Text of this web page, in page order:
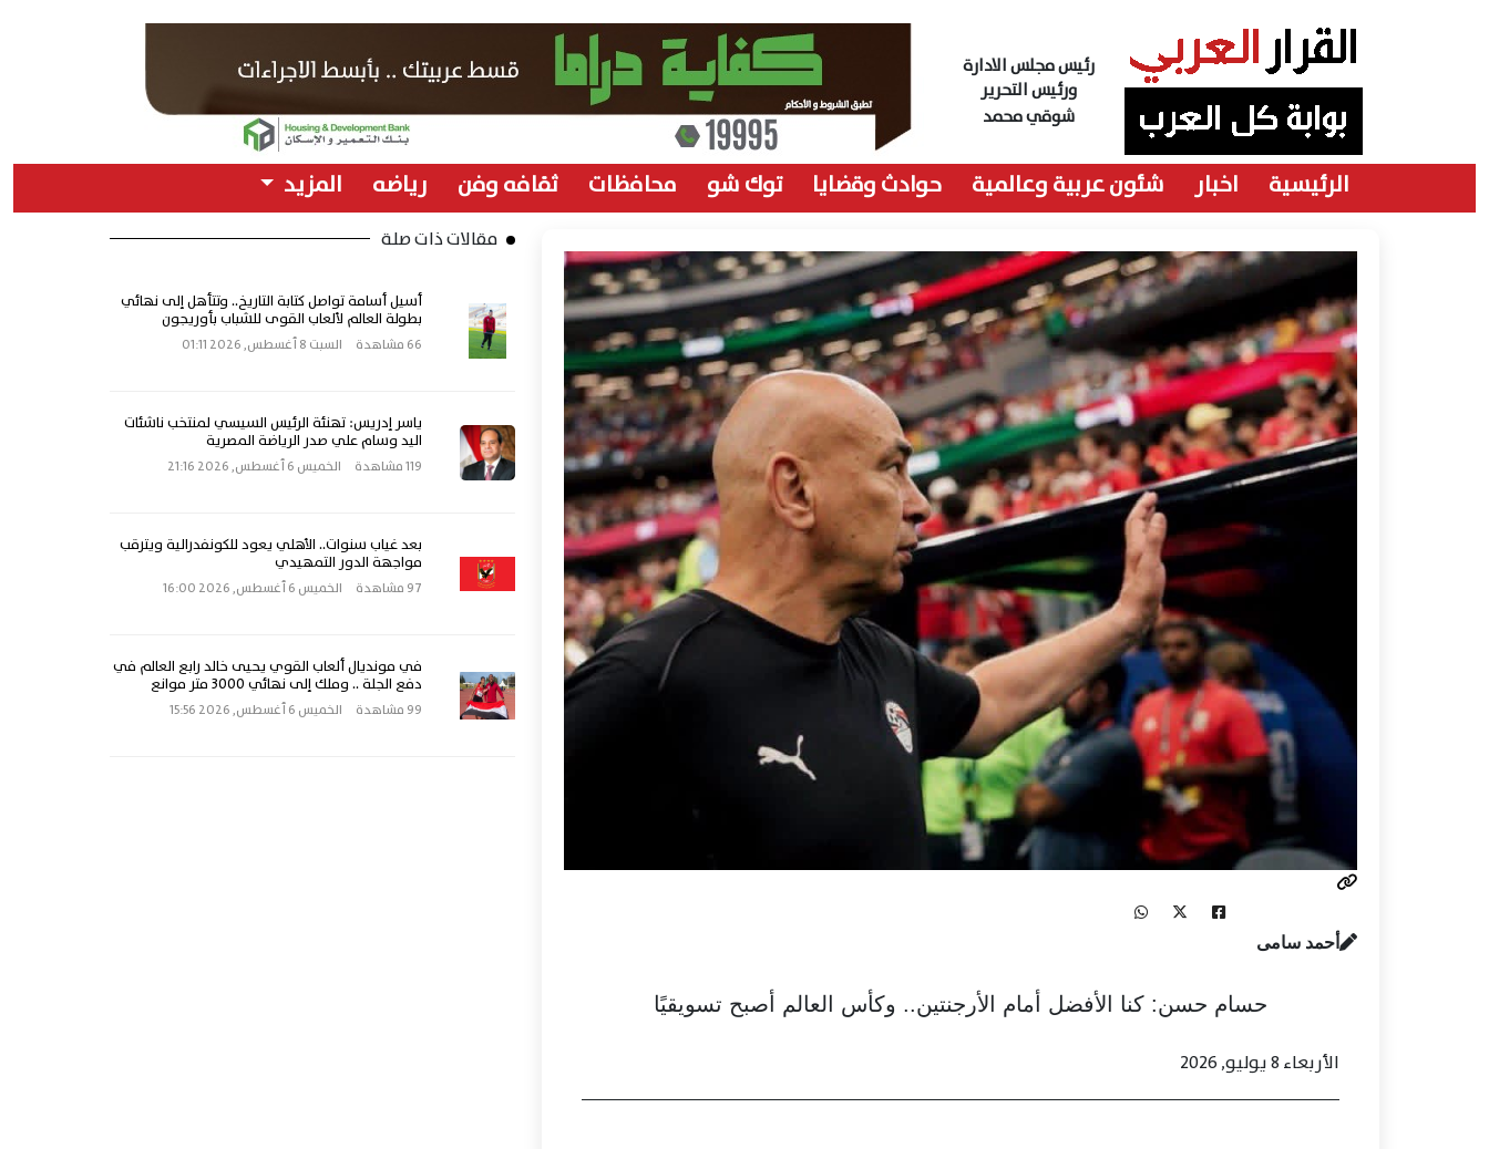
رئيس مجلس الادارة
ورئيس التحرير
شوقي محمد
الرئيسية اخبار شئون عربية وعالمية حوادث وقضايا توك شو محافظات ثقافه وفن رياضه المزيد
أحمد سامى
حسام حسن: كنا الأفضل أمام الأرجنتين.. وكأس العالم أصبح تسويقيًا
الأربعاء 8 يوليو, 2026
مقالات ذات صلة
أسيل أسامة تواصل كتابة التاريخ.. وتتأهل إلى نهائي
بطولة العالم لألعاب القوى للشباب بأوريجون
66 مشاهدة السبت 8 أغسطس, 2026 01:11
ياسر إدريس: تهنئة الرئيس السيسي لمنتخب ناشئات
اليد وسام علي صدر الرياضة المصرية
119 مشاهدة الخميس 6 أغسطس, 2026 21:16
بعد غياب سنوات.. الأهلي يعود للكونفدرالية ويترقب
مواجهة الدور التمهيدي
97 مشاهدة الخميس 6 أغسطس, 2026 16:00
في مونديال ألعاب القوي يحيى خالد رابع العالم في
دفع الجلة .. وملك إلى نهائي 3000 متر موانع
99 مشاهدة الخميس 6 أغسطس, 2026 15:56